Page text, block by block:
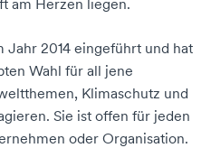
am Herzen liegen.
Jahr 2014 eingeführt und hat
Wahl für all jene
Klimaschutz und
Sie ist offen für jeden
oder Organisation.